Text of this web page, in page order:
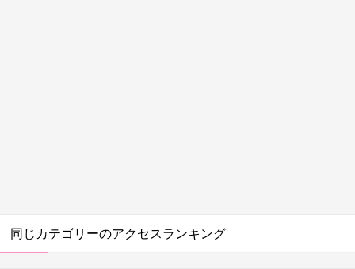
同じカテゴリーのアクセスランキング